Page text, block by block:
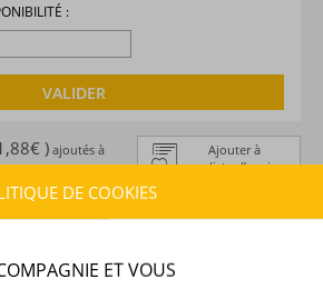
:
VALIDER
Ajouter à
ma liste d’envies
) ajoutés à
ce produit
DE LIVRAISON
€ (OFFERTS DÈS 150 € D’ACHAT
DE COOKIES
ET VOUS